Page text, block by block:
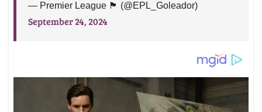
— Premier League 🏴󠁧󠁢󠁥󠁮󠁧󠁿 (@EPL_Goleador)
September 24, 2024